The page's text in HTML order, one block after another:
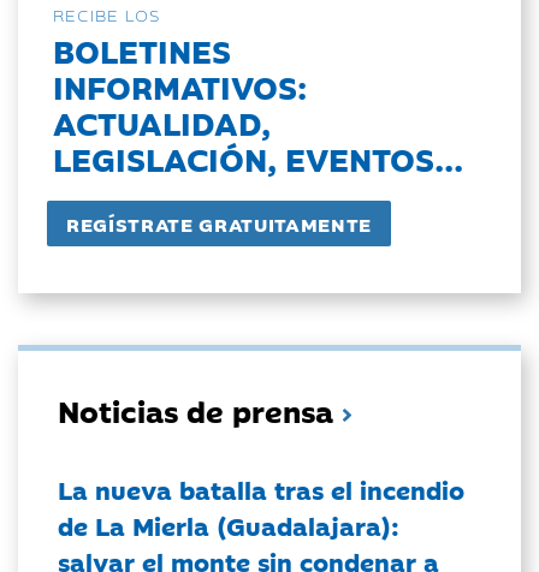
RECIBE LOS
BOLETINES
INFORMATIVOS:
ACTUALIDAD,
LEGISLACIÓN, EVENTOS...
Noticias de prensa
La nueva batalla tras el incendio
de La Mierla (Guadalajara):
salvar el monte sin condenar a